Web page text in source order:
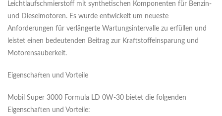
Leichtlaufschmierstoff mit synthetischen Komponenten für Benzin-
und Dieselmotoren. Es wurde entwickelt um neueste
Anforderungen für verlängerte Wartungsintervalle zu erfüllen und
leistet einen bedeutenden Beitrag zur Kraftstoffeinsparung und
Motorensauberkeit.
Eigenschaften und Vorteile
Mobil Super 3000 Formula LD 0W-30 bietet die folgenden
Eigenschaften und Vorteile: